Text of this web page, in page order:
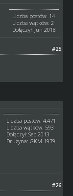
Liczba postów: 14
Liczba wątków: 2
Dołączył: Jun 2018
#25
Liczba postów: 4,471
Liczba wątków: 593
Dołączył: Sep 2013
Drużyna: GKM 1979
#26